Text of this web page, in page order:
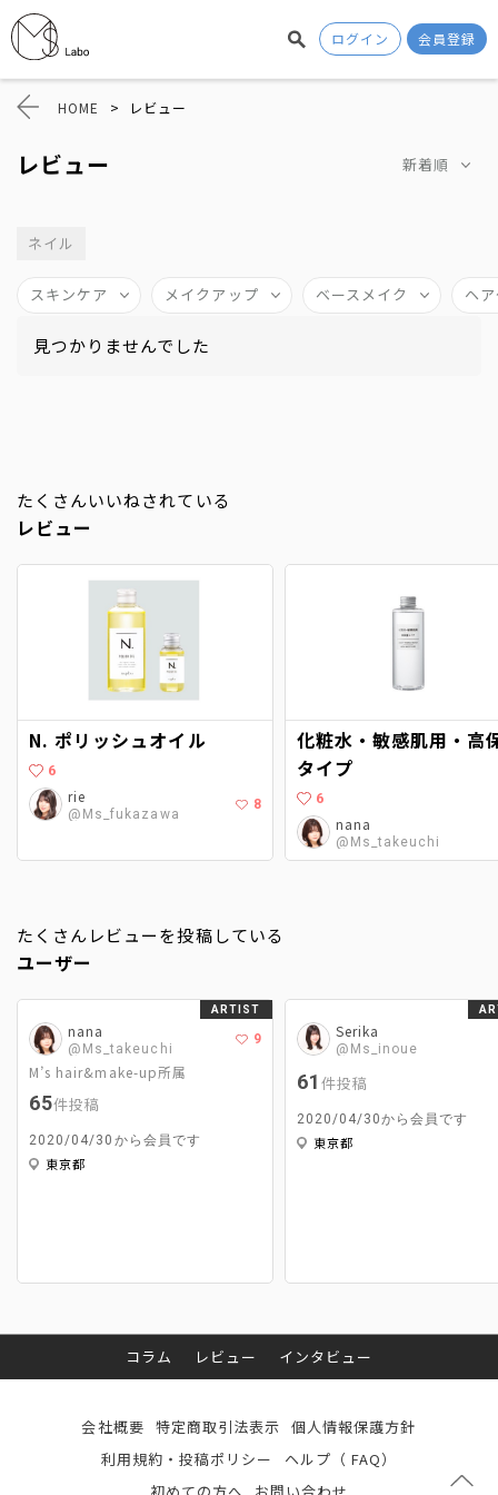
ログイン 会員登録
HOME > レビュー
レビュー 新着順
ネイル
スキンケア メイクアップ ベースメイク ヘ
見つかりませんでした
たくさんいいねされている
レビュー
N. ポリッシュオイル
6
rie
@Ms_fukazawa
8
化粧水・敏感肌用・高
タイプ
6
nana
@Ms_takeuchi
たくさんレビューを投稿している
ユーザー
nana
@Ms_takeuchi
9
M’s hair&make-up所属
65件投稿
2020/04/30から会員です
東京都
ARTIST
Serika
@Ms_inoue
61 件投稿
2020/04/30から会員です
東京都
コラム レビュー インタビュー
会社概要 特定商取引法表示 個人情報保護方針
利用規約・投稿ポリシー
ヘルプ（ FAQ）